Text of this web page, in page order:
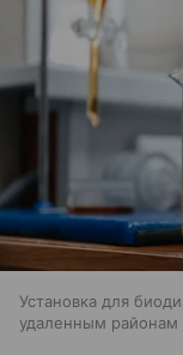
Установка для
удаленным районам